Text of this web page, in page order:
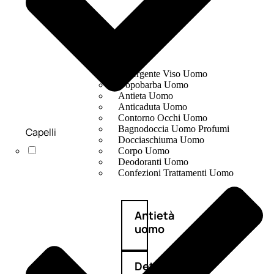
Detergente Viso Uomo
Dopobarba Uomo
Antieta Uomo
Anticaduta Uomo
Contorno Occhi Uomo
Bagnodoccia Uomo Profumi
Docciaschiuma Uomo
Corpo Uomo
Deodoranti Uomo
Confezioni Trattamenti Uomo
Antietà
uomo
Detergente
Capelli